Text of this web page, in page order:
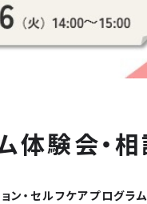
体験会・
ン・セルフケアプログラ